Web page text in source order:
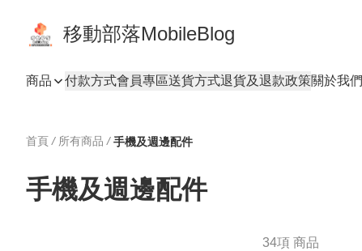
移動部落MobileBlog
商品 付款方式會員專區送貨方式退貨及退款政策關於我們
首頁 / 所有商品 / 手機及週邊配件
手機及週邊配件
34項 商品